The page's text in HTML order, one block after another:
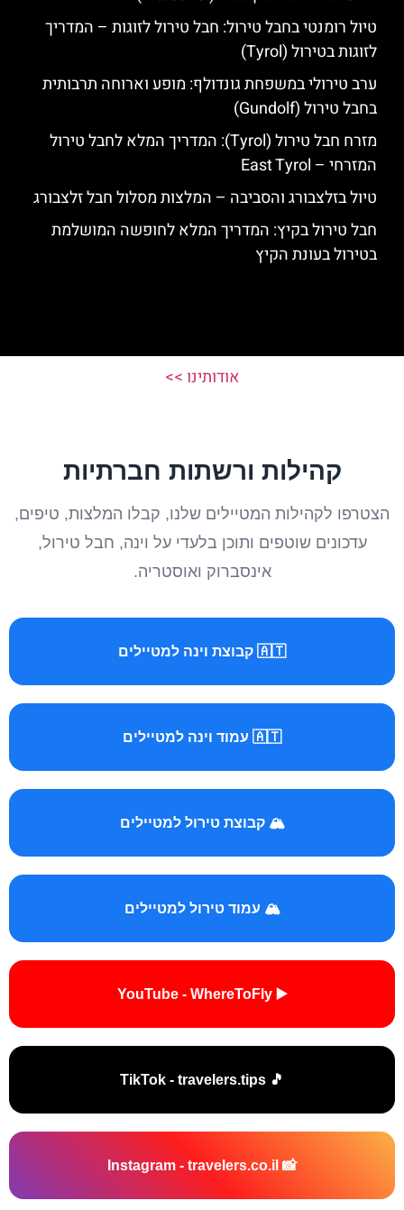
טיול רומנטי בחבל טירול: חבל טירול לזוגות – המדריך
לזוגות בטירול (Tyrol)
ערב טירולי במשפחת גונדולף: מופע וארוחה תרבותית
בחבל טירול (Gundolf)
מזרח חבל טירול (Tyrol): המדריך המלא לחבל טירול
המזרחי – East Tyrol
טיול בזלצבורג והסביבה – המלצות מסלול חבל זלצבורג
חבל טירול בקיץ: המדריך המלא לחופשה המושלמת
בטירול בעונת הקיץ
אודותינו >>
קהילות ורשתות חברתיות
הצטרפו לקהילות המטיילים שלנו, קבלו המלצות, טיפים,
עדכונים שוטפים ותוכן בלעדי על וינה, חבל טירול,
אינסברוק ואוסטריה.
🇦🇹 קבוצת וינה למטיילים
🇦🇹 עמוד וינה למטיילים
🏔️ קבוצת טירול למטיילים
🏔️ עמוד טירול למטיילים
▶️ YouTube - WhereToFly
🎵 TikTok - travelers.tips
📸 Instagram - travelers.co.il